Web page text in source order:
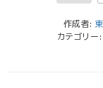
作成者:
カテゴリー: